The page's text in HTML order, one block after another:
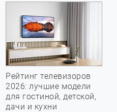
Рейтинг телевизоров
2026: лучшие модели
для гостиной, детской,
дачи и кухни